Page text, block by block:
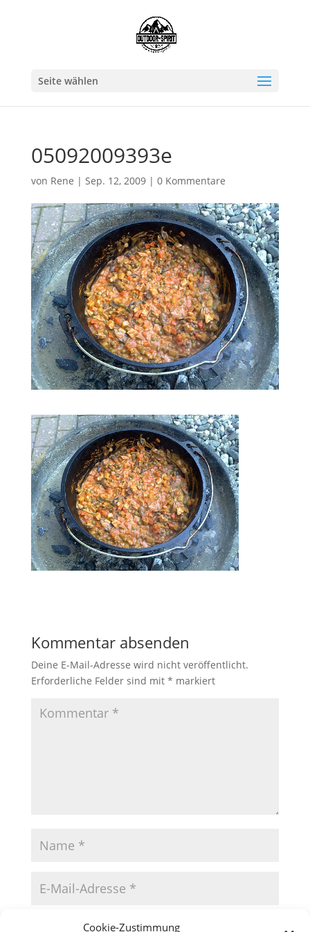
Cookie-Zustimmung
Seite wählen
05092009393e
von Rene | Sep. 12, 2009| 0 Kommentare
Kommentar absenden
Deine E-Mail-Adresse wird nicht veröffentlicht.
Erforderliche Felder sind mit * markiert